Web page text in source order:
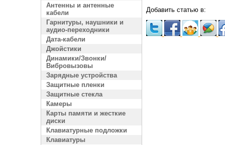
Антенны и антенные
кабели
Гарнитуры, наушники и
аудио-переходники
Дата-кабели
Джойстики
Динамики/Звонки/
Вибровызовы
Зарядные устройства
Защитные пленки
Защитные стекла
Камеры
Карты памяти и жесткие
диски
Клавиатурные подложки
Клавиатуры
Добавить статью в: